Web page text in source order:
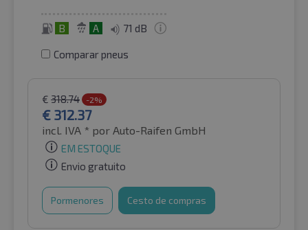
B A 71 dB
Comparar pneus
€ 318.74 -2%
€ 312.37
incl. IVA * por Auto-Raifen GmbH
EM ESTOQUE
Envio gratuito
Pormenores Cesto de compras